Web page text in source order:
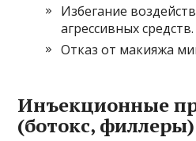
Избегание
агрессивных средств.
Отказ от макияжа
Инъекционные
(ботокс, филлеры)